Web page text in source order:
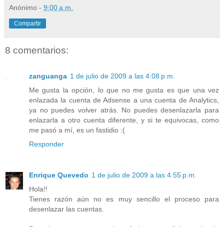
Anónimo - 9:00 a.m.
Compartir
8 comentarios:
zanguanga 1 de julio de 2009 a las 4:08 p.m.
Me gusta la opción, lo que no me gusta es que una vez
enlazada la cuenta de Adsense a una cuenta de Analytics,
ya no puedes volver atrás. No puedes desenlazarla para
enlazarla a otro cuenta diferente, y si te equivocas, como
me pasó a mí, es un fastidio :(
Responder
Enrique Quevedo 1 de julio de 2009 a las 4:55 p.m.
Hola!!
Tienes razón aún no es muy sencillo el proceso para
desenlazar las cuentas.